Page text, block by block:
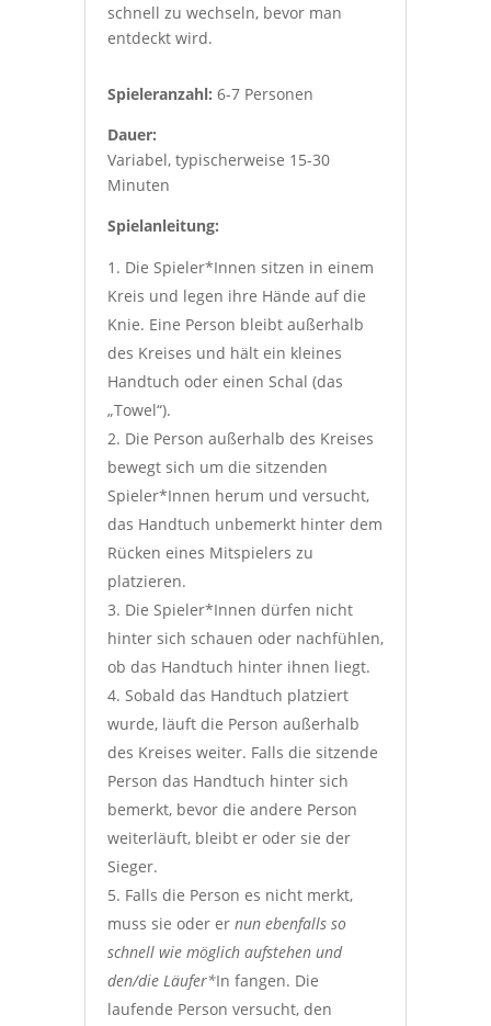
schnell zu wechseln, bevor man
entdeckt wird.
Spieleranzahl: 6-7 Personen
Dauer:
Variabel, typischerweise 15-30
Minuten
Spielanleitung:
Die Spieler*Innen sitzen in einem
Kreis und legen ihre Hände auf die
Knie. Eine Person bleibt außerhalb
des Kreises und hält ein kleines
Handtuch oder einen Schal (das
„Towel“).
Die Person außerhalb des Kreises
bewegt sich um die sitzenden
Spieler*Innen herum und versucht,
das Handtuch unbemerkt hinter dem
Rücken eines Mitspielers zu
platzieren.
Die Spieler*Innen dürfen nicht
hinter sich schauen oder nachfühlen,
ob das Handtuch hinter ihnen liegt.
Sobald das Handtuch platziert
wurde, läuft die Person außerhalb
des Kreises weiter. Falls die sitzende
Person das Handtuch hinter sich
bemerkt, bevor die andere Person
weiterläuft, bleibt er oder sie der
Sieger.
Falls die Person es nicht merkt,
muss sie oder ernun ebenfalls so
schnell wie möglich aufstehen und
den/die Läufer*In fangen. Die
laufende Person versucht, den